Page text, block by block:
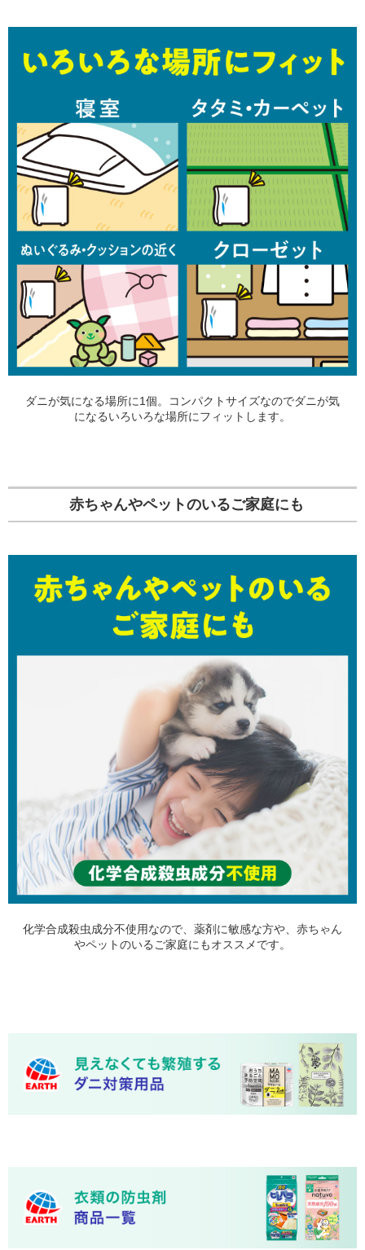
ダニが気になる場所に1個。コンパクトサイズなのでダニが気
になるいろいろな場所にフィットします。
赤ちゃんやペットのいるご家庭にも
化学合成殺虫成分不使用なので、薬剤に敏感な方や、赤ちゃん
やペットのいるご家庭にもオススメです。